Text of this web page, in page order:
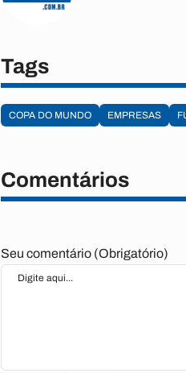
Tags
COPA DO MUNDO EMPRESAS
Comentários
Seu comentário (Obrigatório)